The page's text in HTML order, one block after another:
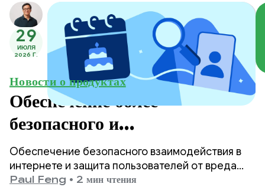
29
ИЮЛЯ
2026 Г.
Новости о продуктах
Обеспечение более
безопасного и
соответствующего возрасту
контента в Google Play.
Обеспечение безопасного взаимодействия в
интернете и защита пользователей от вреда
являются одними из главных приоритетов
Paul Feng • 2 мин чтения